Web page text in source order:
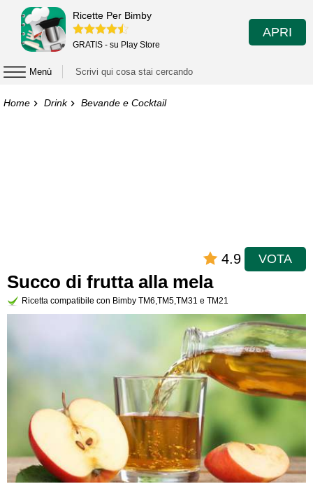
Ricette Per Bimby
GRATIS - su Play Store
APRI
Menù
Home Drink Bevande e Cocktail
4.9 VOTA
Succo di frutta alla mela
Ricetta compatibile con Bimby TM6,TM5,TM31 e TM21